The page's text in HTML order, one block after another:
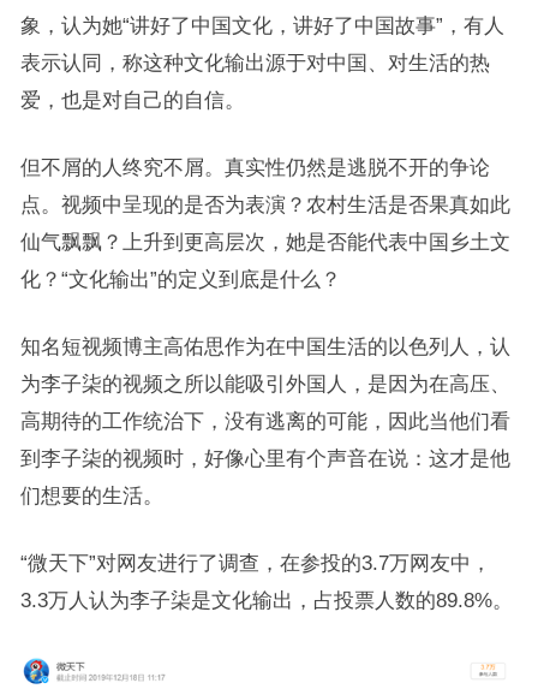
象，认为她“讲好了中国文化，讲好了中国故事”，有人
表示认同，称这种文化输出源于对中国、对生活的热
爱，也是对自己的自信。
但不屑的人终究不屑。真实性仍然是逃脱不开的争论
点。视频中呈现的是否为表演？农村生活是否果真如此
仙气飘飘？上升到更高层次，她是否能代表中国乡土文
化？“文化输出”的定义到底是什么？
知名短视频博主高佑思作为在中国生活的以色列人，认
为李子柒的视频之所以能吸引外国人，是因为在高压、
高期待的工作统治下，没有逃离的可能，因此当他们看
到李子柒的视频时，好像心里有个声音在说：这才是他
们想要的生活。
“微天下”对网友进行了调查，在参投的3.7万网友中，
3.3万人认为李子柒是文化输出，占投票人数的89.8%。